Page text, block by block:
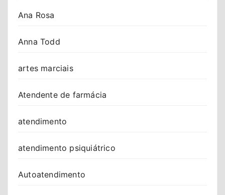
Ana Rosa
Anna Todd
artes marciais
Atendente de farmácia
atendimento
atendimento psiquiátrico
Autoatendimento